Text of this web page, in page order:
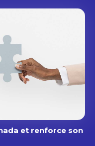
et renforce son